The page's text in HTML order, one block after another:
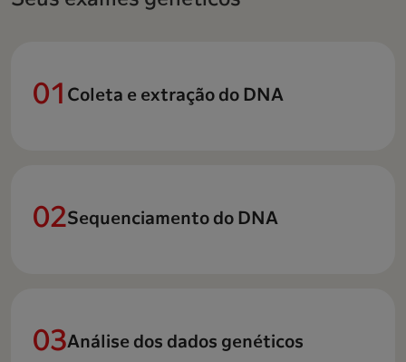
Coleta e extração do DNA
Sequenciamento do DNA
Análise dos dados genéticos